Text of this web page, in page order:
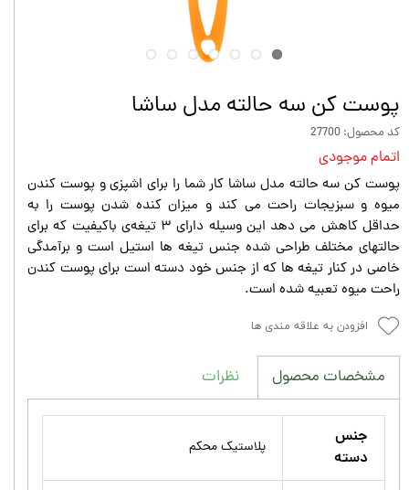
پوست کن سه حالته مدل ساشا
کد محصول: 27700
اتمام موجودی
پوست کن سه حالته مدل ساشا کار شما را برای اشپزی و پوست کندن
میوه و سبزیجات راحت می کند و میزان کنده شدن پوست را به
حداقل کاهش می دهد این وسیله دارای ۳ تیغه‌ی باکیفیت که برای
حالتهای مختلف طراحی شده جنس تیغه ها استیل است و برآمدگی
خاصی در کنار تیغه ها که از جنس خود دسته است برای پوست کندن
راحت میوه تعبیه شده است.
افزودن به علاقه مندی ها
مشخصات محصول نظرات
جنس
دسته
پلاستیک محکم